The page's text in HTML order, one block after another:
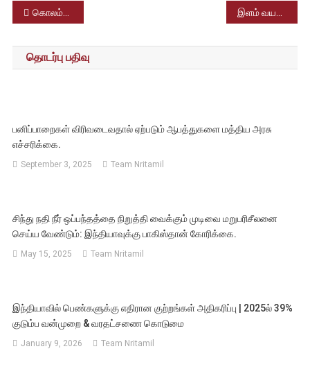
Post
navigation
கொலம்பஸ் தமிழ்ச் சங்கத்தின் வெள்ளி விழா கொண்டாட்டம்
தொடர்பு பதிவு
பனிப்பாறைகள் விரிவடைவதால் ஏற்படும் ஆபத்துகளை மத்திய அரசு
எச்சரிக்கை.
September 3, 2025 Team Nritamil
சிந்து நதி நீர் ஒப்பந்தத்தை நிறுத்தி வைக்கும் முடிவை மறுபரிசீலனை
செய்ய வேண்டும்: இந்தியாவுக்கு பாகிஸ்தான் கோரிக்கை.
May 15, 2025 Team Nritamil
இந்தியாவில் பெண்களுக்கு எதிரான குற்றங்கள் அதிகரிப்பு | 2025ல் 39%
குடும்ப வன்முறை & வரதட்சணை கொடுமை
January 9, 2026 Team Nritamil